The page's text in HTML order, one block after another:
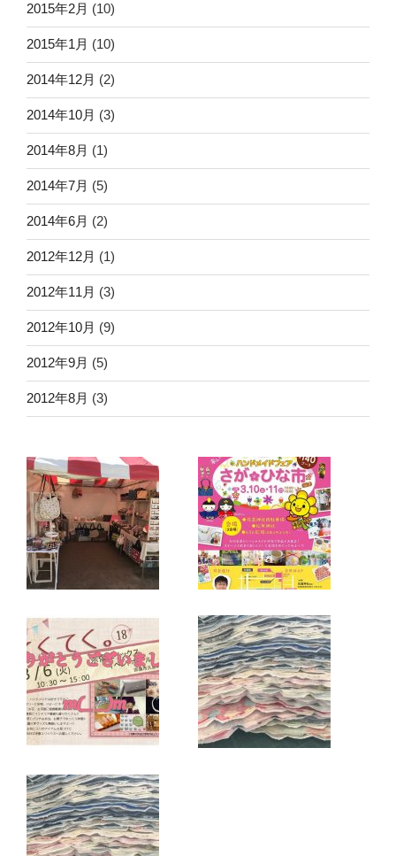
2015年2月 (10)
2015年1月 (10)
2014年12月 (2)
2014年10月 (3)
2014年8月 (1)
2014年7月 (5)
2014年6月 (2)
2012年12月 (1)
2012年11月 (3)
2012年10月 (9)
2012年9月 (5)
2012年8月 (3)